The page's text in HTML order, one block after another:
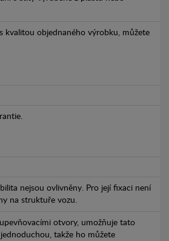
kvalitou objednaného výrobku, můžete
nejsou ovlivněny. Pro její fixaci není
na struktuře vozu.
otvory, umožňuje tato
takže ho můžete